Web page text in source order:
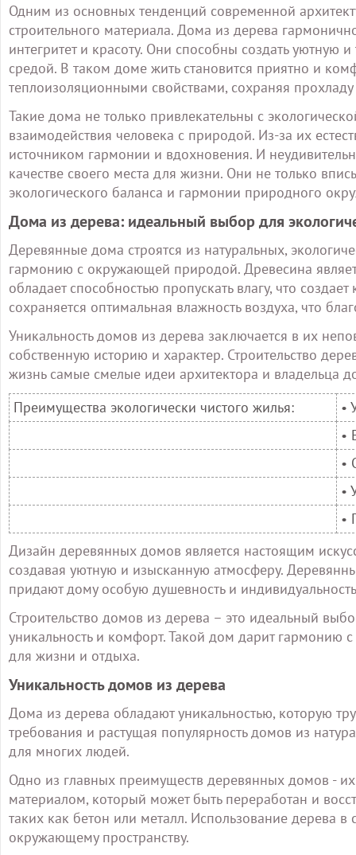
Одним из основных тенденций современной
строительного материала. Дома из дерева
интегритет и красоту. Они способны создать уютную
средой. В таком доме жить становится приятно и
теплоизоляционными свойствами, сохраняя
Такие дома не только привлекательны с
взаимодействия человека с природой. Из-за их
источником гармонии и вдохновения. И
качестве своего места для жизни. Они не только
экологического баланса и гармонии природного
Дома из дерева: идеальный выбор для
Деревянные дома строятся из натуральных,
гармонию с окружающей природой. Древесина
обладает способностью пропускать влагу, что
сохраняется оптимальная влажность воздуха, что
Уникальность домов из дерева заключается в их
собственную историю и характер. Строительство
жизнь самые смелые идеи архитектора и владельца
Преимущества экологически чистого жилья:
•
•
•
•
•
Дизайн деревянных домов является настоящим
создавая уютную и изысканную атмосферу.
придают дому особую душевность и
Строительство домов из дерева – это идеальный
уникальность и комфорт. Такой дом дарит гармонию
для жизни и отдыха.
Уникальность домов из дерева
Дома из дерева обладают уникальностью, которую
требования и растущая популярность домов из
для многих людей.
Одно из главных преимуществ деревянных домов -
материалом, который может быть переработан и
таких как бетон или металл. Использование дерева в
окружающему пространству.